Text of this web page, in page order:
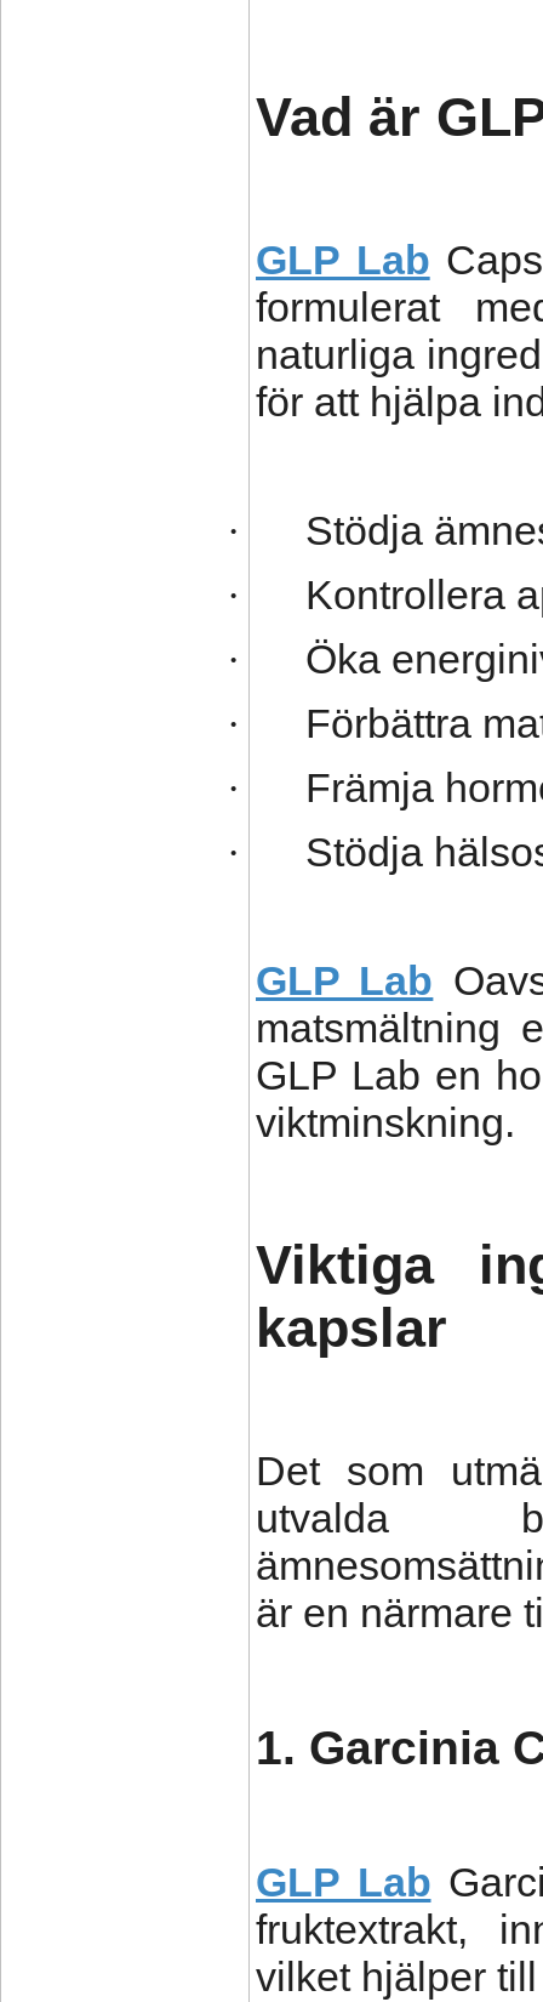
Vad är
GLP Lab
formulerat
naturliga
för att hjälpa
· Stödja
· Kontrollera
· Öka
· Förbättra
· Främja
· Stödja
GLP Lab
matsmältning
GLP Lab en
viktminskning.
Viktiga
kapslar
Det som
utvalda
är en närmare
1. Garcinia
GLP Lab
fruktextrakt,
vilket hjälper